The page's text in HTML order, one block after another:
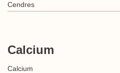
Cendres
Calcium
Calcium